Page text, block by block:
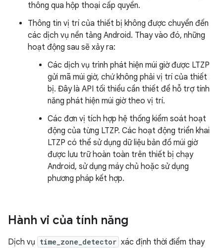
thông qua hộp thoại cấp quyền.
Thông tin vị trí của thiết bị không được chuyển đến
các dịch vụ nền tảng Android. Thay vào đó, những
hoạt động sau sẽ xảy ra:
Các dịch vụ trình phát hiện múi giờ được LTZP
gửi mã múi giờ, chứ không phải vị trí của thiết
bị. Đây là API tối thiểu cần thiết để hỗ trợ tính
năng phát hiện múi giờ theo vị trí.
Các đơn vị tích hợp hệ thống kiểm soát hoạt
động của từng LTZP. Các hoạt động triển khai
LTZP có thể sử dụng dữ liệu bản đồ múi giờ
được lưu trữ hoàn toàn trên thiết bị chạy
Android, sử dụng máy chủ hoặc sử dụng
phương pháp kết hợp.
Hành vi của tính năng
Dịch vụ time_zone_detector xác định thời điểm thay